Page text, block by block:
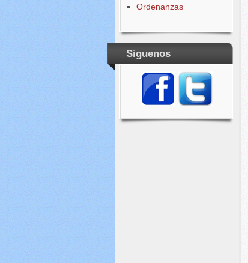
Ordenanzas
Siguenos